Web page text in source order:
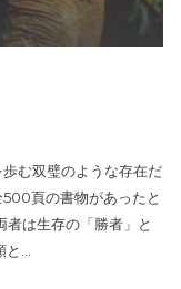
む双璧のような存在だ
頁の書物があったと
者は生存の「勝者」と
と…